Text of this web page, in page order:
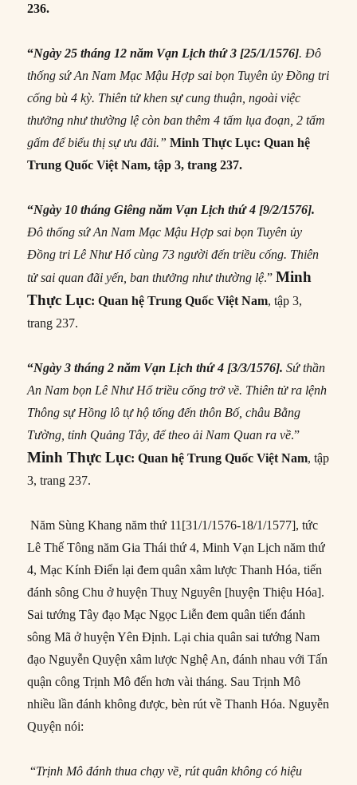
236.
“Ngày 25 tháng 12 năm Vạn Lịch thứ 3 [25/1/1576]. Đô
thống sứ An Nam Mạc Mậu Hợp sai bọn Tuyên ủy Đồng tri
cống bù 4 kỳ. Thiên tử khen sự cung thuận, ngoài việc
thưởng như thường lệ còn ban thêm 4 tấm lụa đoạn, 2 tấm
gấm để biểu thị sự ưu đãi.” Minh Thực Lục: Quan hệ
Trung Quốc Việt Nam, tập 3, trang 237.
“Ngày 10 tháng Giêng năm Vạn Lịch thứ 4 [9/2/1576].
Đô thống sứ An Nam Mạc Mậu Hợp sai bọn Tuyên ủy
Đồng tri Lê Như Hổ cùng 73 người đến triều cống. Thiên
tử sai quan đãi yến, ban thưởng như thường lệ.” Minh
Thực Lục: Quan hệ Trung Quốc Việt Nam,tập 3,
trang 237.
“Ngày 3 tháng 2 năm Vạn Lịch thứ 4 [3/3/1576].Sứ thần
An Nam bọn Lê Như Hổ triều cống trở về. Thiên tử ra lệnh
Thông sự Hồng lô tự hộ tống đến thôn Bố, châu Bằng
Tường, tỉnh Quảng Tây, để theo ải Nam Quan ra về.”
Minh Thực Lục: Quan hệ Trung Quốc Việt Nam,tập
3, trang 237.
Năm Sùng Khang năm thứ 11[31/1/1576-18/1/1577], tức
Lê Thế Tông năm Gia Thái thứ 4, Minh Vạn Lịch năm thứ
4, Mạc Kính Điển lại đem quân xâm lược Thanh Hóa, tiến
đánh sông Chu ở huyện Thuỵ Nguyên [huyện Thiệu Hóa].
Sai tướng Tây đạo Mạc Ngọc Liễn đem quân tiến đánh
sông Mã ở huyện Yên Định. Lại chia quân sai tướng Nam
đạo Nguyễn Quyện xâm lược Nghệ An, đánh nhau với Tấn
quận công Trịnh Mô đến hơn vài tháng. Sau Trịnh Mô
nhiều lần đánh không được, bèn rút về Thanh Hóa. Nguyễn
Quyện nói:
“Trịnh Mô đánh thua chạy về, rút quân không có hiệu